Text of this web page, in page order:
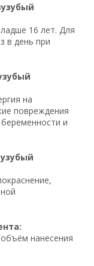
16 лет. Для
в день при
на
повреждения
и
нанесения